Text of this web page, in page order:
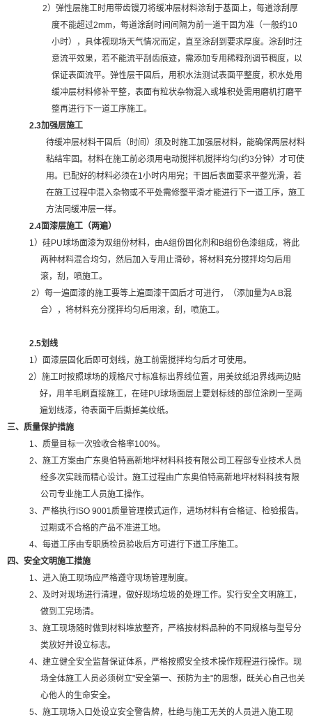
2）弹性层施工时用带齿镘刀将缓冲层材料涂刮于基面上，每道涂刮厚
度不能超过2mm，每道涂刮时间间隔为前一道干固为准（一般约10
小时），具体视现场天气情况而定，直至涂刮到要求厚度。涂刮时注
意流平效果，若不能流平刮齿痕迹，需添加专用稀释剂调节稠度，以
保证表面流平。弹性层干固后，用积水法测试表面平整度，积水处用
缓冲层材料修补平整，表面有粒状杂物混入或堆积处需用磨机打磨平
整再进行下一道工序施工。
2.3加强层施工
待缓冲层材料干固后（时间）须及时施工加强层材料，能确保两层材料
粘结牢固。材料在施工前必须用电动搅拌机搅拌均匀(约3分钟）才可使
用。已配好的材料必须在1 小时内用完；干固后表面要求平整光滑，若
在施工过程中混入杂物或不平处需修整平滑才能进行下一道工序，施工
方法同缓冲层一样。
2.4面漆层施工（两遍）
1 ）硅PU球场面漆为双组份材料，由A组份固化剂和 B组份色漆组成，将此
两种材料混合均匀，然后加入专用止滑砂，将材料充分搅拌均匀后用
滚，刮，喷施工。
2）每一遍面漆的施工要等上遍面漆干固后才可进行，（添加量为A.B混
合），将材料充分搅拌均匀后用滚，刮，喷施工。
2.5划线
1 ）面漆层固化后即可划线，施工前需搅拌均匀后才可使用。
2）施工时按照球场的规格尺寸标准标出界线位置，用美纹纸沿界线两边贴
好，用羊毛刷直接施工，在硅PU球场面层上要划标线的部位涂刷一至两
遍划线漆，待表面干后撕掉美纹纸。
三、质量保护措施
1 、质量目标一次验收合格率100%。
2、施工方案由广东奥伯特高新地坪材料科技有限公司工程部专业技术人员
经多次实践而精心设计。施工过程由广东奥伯特高新地坪材料科技有限
公司专业施工人员施工操作。
3、严格执行ISO 9001 质量管理模式运作，进场材料有合格证、检验报告。
过期或不合格的产品不准进工地。
4、每道工序由专职质检员验收后方可进行下道工序施工。
四、安全文明施工措施
1 、进入施工现场应严格遵守现场管理制度。
2、及时对现场进行清理，做好现场垃圾的处理工作。实行安全文明施工，
做到工完场清。
3、施工现场随时做到材料堆放整齐，严格按材料品种的不同规格与型号分
类放好并设立标志。
4、建立健全安全监督保证体系，严格按照安全技术操作规程进行操作。现
场全体施工人员必须树立"安全第一、预防为主"的思想，既关心自己也关
心他人的生命安全。
5、施工现场入口处设立安全警告牌，杜绝与施工无关的人员进入施工现